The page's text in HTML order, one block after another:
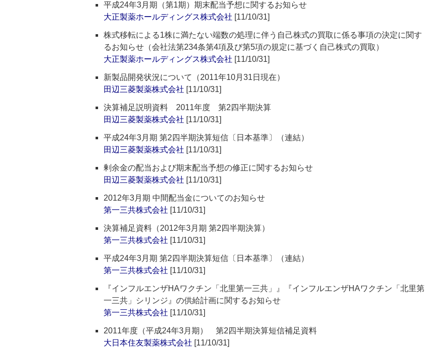
平成24年3月期（第1期）期末配当予想に関するお知らせ
大正製薬ホールディングス株式会社 [11/10/31]
株式移転による1株に満たない端数の処理に伴う自己株式の買取に係る事項の決定に関す
るお知らせ（会社法第234条第4項及び第5項の規定に基づく自己株式の買取）
大正製薬ホールディングス株式会社 [11/10/31]
新製品開発状況について（2011年10月31日現在）
田辺三菱製薬株式会社 [11/10/31]
決算補足説明資料 2011年度 第2四半期決算
田辺三菱製薬株式会社 [11/10/31]
平成24年3月期 第2四半期決算短信〔日本基準〕（連結）
田辺三菱製薬株式会社 [11/10/31]
剰余金の配当および期末配当予想の修正に関するお知らせ
田辺三菱製薬株式会社 [11/10/31]
2012年3月期 中間配当金についてのお知らせ
第一三共株式会社 [11/10/31]
決算補足資料（2012年3月期 第2四半期決算）
第一三共株式会社 [11/10/31]
平成24年3月期 第2四半期決算短信〔日本基準〕（連結）
第一三共株式会社 [11/10/31]
『インフルエンザHAワクチン「北里第一三共」』『インフルエンザHAワクチン「北里第
一三共」シリンジ』の供給計画に関するお知らせ
第一三共株式会社 [11/10/31]
2011年度（平成24年3月期） 第2四半期決算短信補足資料
大日本住友製薬株式会社 [11/10/31]